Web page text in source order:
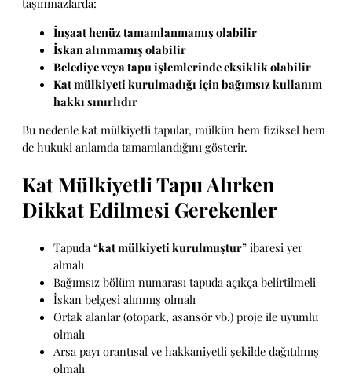
İnşaat henüz tamamlanmamış olabilir
İskan alınmamış olabilir
Belediye veya tapu işlemlerinde eksiklik olabilir
Kat mülkiyeti kurulmadığı için bağımsız kullanım
hakkı sınırlıdır
Bu nedenle kat mülkiyetli tapular, mülkün hem fiziksel hem
de hukuki anlamda tamamlandığını gösterir.
Kat Mülkiyetli Tapu Alırken
Dikkat Edilmesi Gerekenler
Tapuda “kat mülkiyeti kurulmuştur” ibaresi yer
almalı
Bağımsız bölüm numarası tapuda açıkça belirtilmeli
İskan belgesi alınmış olmalı
Ortak alanlar (otopark, asansör vb.) proje ile uyumlu
olmalı
Arsa payı orantısal ve hakkaniyetli şekilde dağıtılmış
olmalı